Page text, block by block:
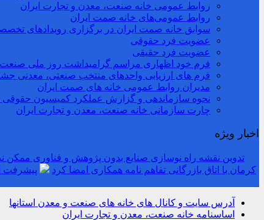
روابط عمومی خانه صنعت، معدن و تجارت ایران
روابط عمومی‌های خانه صمت ایران
سوابق خانه صمت ایران در برگزاری رویدادهای
عضویت فرد حقوقی
عضویت فرد حقیقی
فرم خود اظهاری مراسم گرامیداشت روز ملی صنعت
فرم های ارزیابی واحدهای منتخب صنعتی، معدنی
مدیران روابط عمومی خانه های صمت ایران
نحوه سازماندهی و گزارش عملکرد کمیسیون حقوقی
چارت سازمانی خانه صنعت، معدن و تجارت ایران
اخبار ویژه
تدوین نقشه راه نوسازی صنایع بدون پژوهش و فناوری ممکن
کرمان با اتاق بازرگانی تفاهم نامه همکاری امضا کرد
پیشرفت
آدرس سایت و کانال های خانه های صنعت و معدن استانها
اساسنامه خانه صنعت، معدن و تجارت ایران